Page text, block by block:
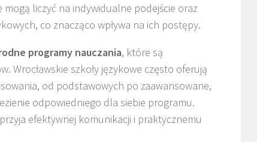
liczyć na indywidualne podejście oraz
co znacząco wpływa na ich postępy.
programy nauczania, które są
Wrocławskie szkoły językowe często oferują
od podstawowych po zaawansowane,
odpowiedniego dla siebie programu.
efektywnej komunikacji i praktycznemu